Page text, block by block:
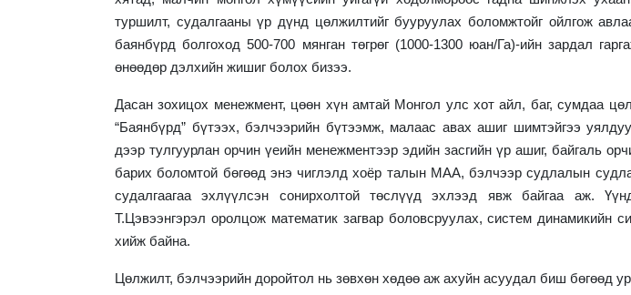
туршилт, судалгааны үр дүнд цөлжилтийг бууруулах боломжтойг ойлгож
баянбүрд болгоход 500-700 мянган төгрөг (1000-1300 юан/Га)-ийн зардал
өнөөдөр дэлхийн жишиг болох бизээ.
Дасан зохицох менежмент, цөөн хүн амтай Монгол улс хот айл, баг, сумдаа
“Баянбүрд” бүтээх, бэлчээрийн бүтээмж, малаас авах ашиг шимтэйгээ
дээр тулгуурлан орчин үеийн менежментээр эдийн засгийн үр ашиг, байгаль
барих боломтой бөгөөд энэ чиглэлд хоёр талын МАА, бэлчээр судлалын
судалгаагаа эхлүүлсэн сонирхолтой төслүүд эхлээд явж байгаа аж.
Т.Цэвээнгэрэл оролцож математик загвар боловсруулах, систем динамикийн
хийж байна.
Цөлжилт, бэлчээрийн доройтол нь зөвхөн хөдөө аж ахуйн асуудал биш бөгөөд